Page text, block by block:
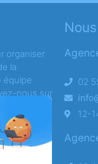
organiser
la
équipe
nous sur
Prise
02
12-